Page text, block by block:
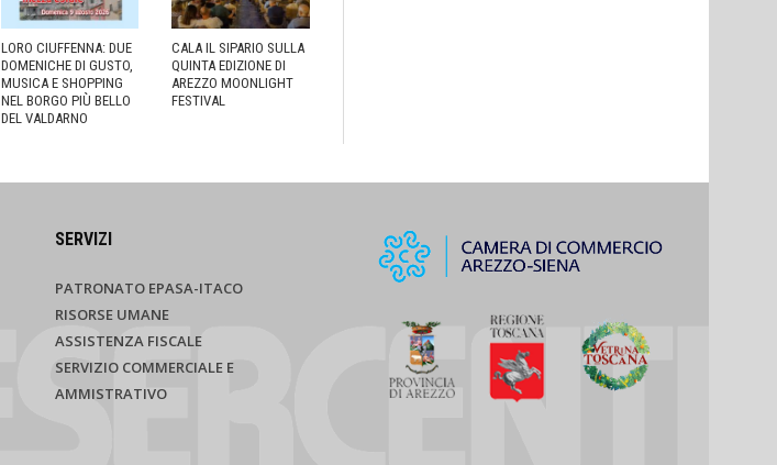
LORO CIUFFENNA: DUE
DOMENICHE DI GUSTO,
MUSICA E SHOPPING
NEL BORGO PIÙ BELLO
DEL VALDARNO
CALA IL SIPARIO SULLA
QUINTA EDIZIONE DI
AREZZO MOONLIGHT
FESTIVAL
SERVIZI
PATRONATO EPASA-ITACO
RISORSE UMANE
ASSISTENZA FISCALE
SERVIZIO COMMERCIALE E
AMMISTRATIVO